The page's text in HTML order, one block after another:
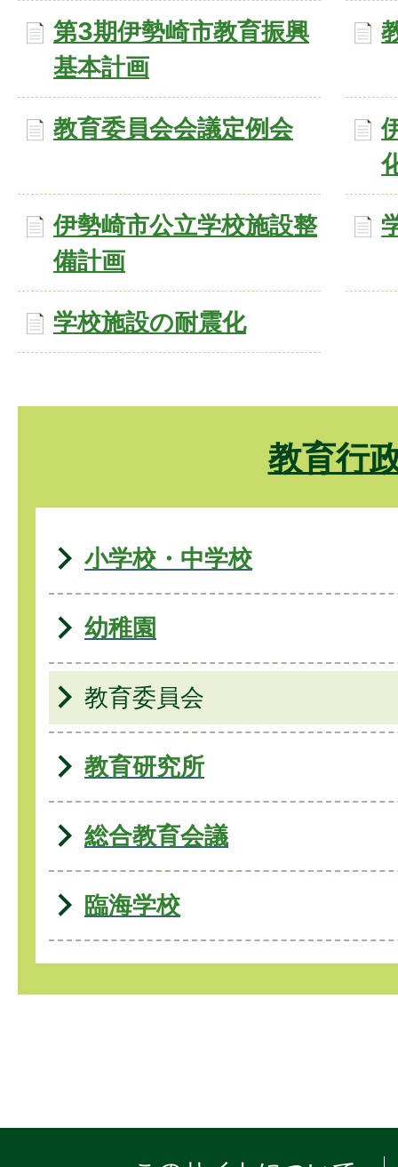
第3期伊勢崎市教育振興
基本計画
教育委員会会議定例会
伊勢崎市公立学校施設整
備計画
学校施設の耐震化
教育行
小学校・中学校
幼稚園
教育委員会
教育研究所
総合教育会議
臨海学校